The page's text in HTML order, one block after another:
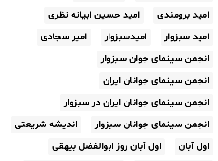
امید برومندی
امید حسین ابیانه نظری
امید سبزوار
امیدسبزوار
امیر سجادی
انجمن سینمای جوان سبزوار
انجمن سینمای جوانان ایران
انجمن سینمای جوانان ایران در سبزوار
انجمن سینمای جوانان سبزوار
اندیشه شریعتی
اول آبان
اول آبان روز ابوالفضل بیهقی